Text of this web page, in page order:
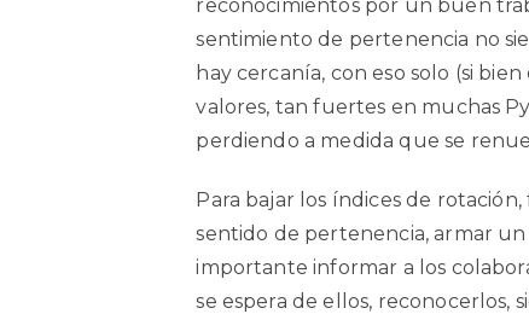
reconocimientos por un buen
sentimiento de pertenencia no
hay cercanía, con eso solo (si
valores, tan fuertes en muchas
perdiendo a medida que se
Para bajar los índices de
sentido de pertenencia, armar
importante informar a los
se espera de ellos, reconocerlos,